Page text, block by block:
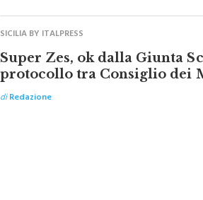
SICILIA BY ITALPRESS
Super Zes, ok dalla Giunta
protocollo tra Consiglio dei
diRedazione